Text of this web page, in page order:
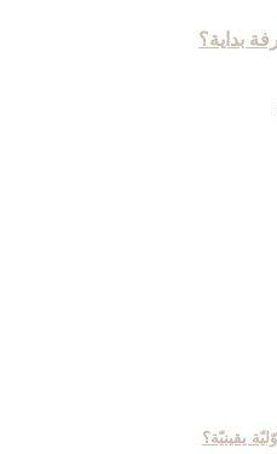
بداية؟
يقينيّة؟